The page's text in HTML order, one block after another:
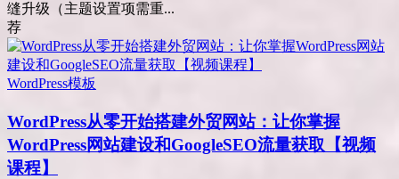
缝升级（主题设置项需重...
荐
WordPress模板
WordPress从零开始搭建外贸网站：让你掌握
WordPress网站建设和GoogleSEO流量获取【视频
课程】